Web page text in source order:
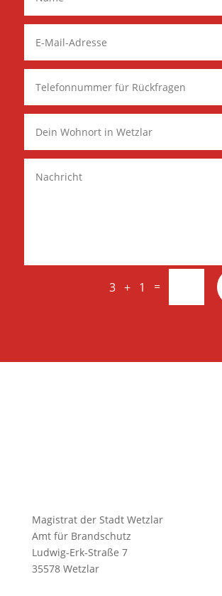
3 + 1 =
Magistrat der Stadt Wetzlar
Amt für Brandschutz
Ludwig-Erk-Straße 7
35578 Wetzlar